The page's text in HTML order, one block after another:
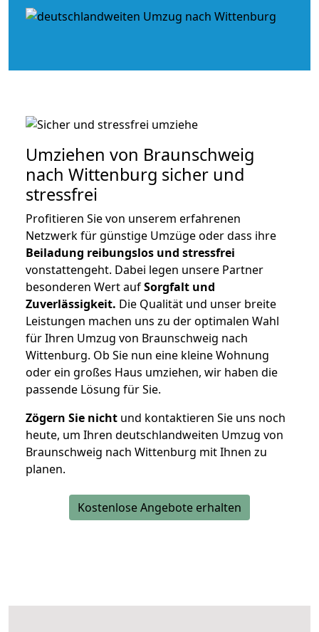
Umziehen von Braunschweig
nach Wittenburg sicher und
stressfrei
Profitieren Sie von unserem erfahrenen
Netzwerk für günstige Umzüge oder dass ihre
Beiladung reibungslos und stressfrei
vonstattengeht. Dabei legen unsere Partner
besonderen Wert aufSorgfalt und
Zuverlässigkeit. Die Qualität und unser breite
Leistungen machen uns zu der optimalen Wahl
für Ihren Umzug von Braunschweig nach
Wittenburg. Ob Sie nun eine kleine Wohnung
oder ein großes Haus umziehen, wir haben die
passende Lösung für Sie.
Zögern Sie nicht und kontaktieren Sie uns noch
heute, um Ihren deutschlandweiten Umzug von
Braunschweig nach Wittenburg mit Ihnen zu
planen.
Kostenlose Angebote erhalten